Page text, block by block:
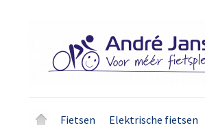
Fietsen Elektrische fietsen